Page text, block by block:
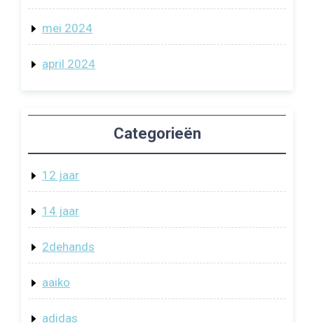
mei 2024
april 2024
Categorieën
12 jaar
14 jaar
2dehands
aaiko
adidas